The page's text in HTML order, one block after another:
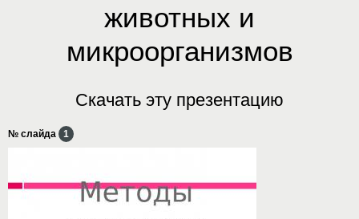
животных и
микроорганизмов
Скачать эту презентацию
№ слайда 1